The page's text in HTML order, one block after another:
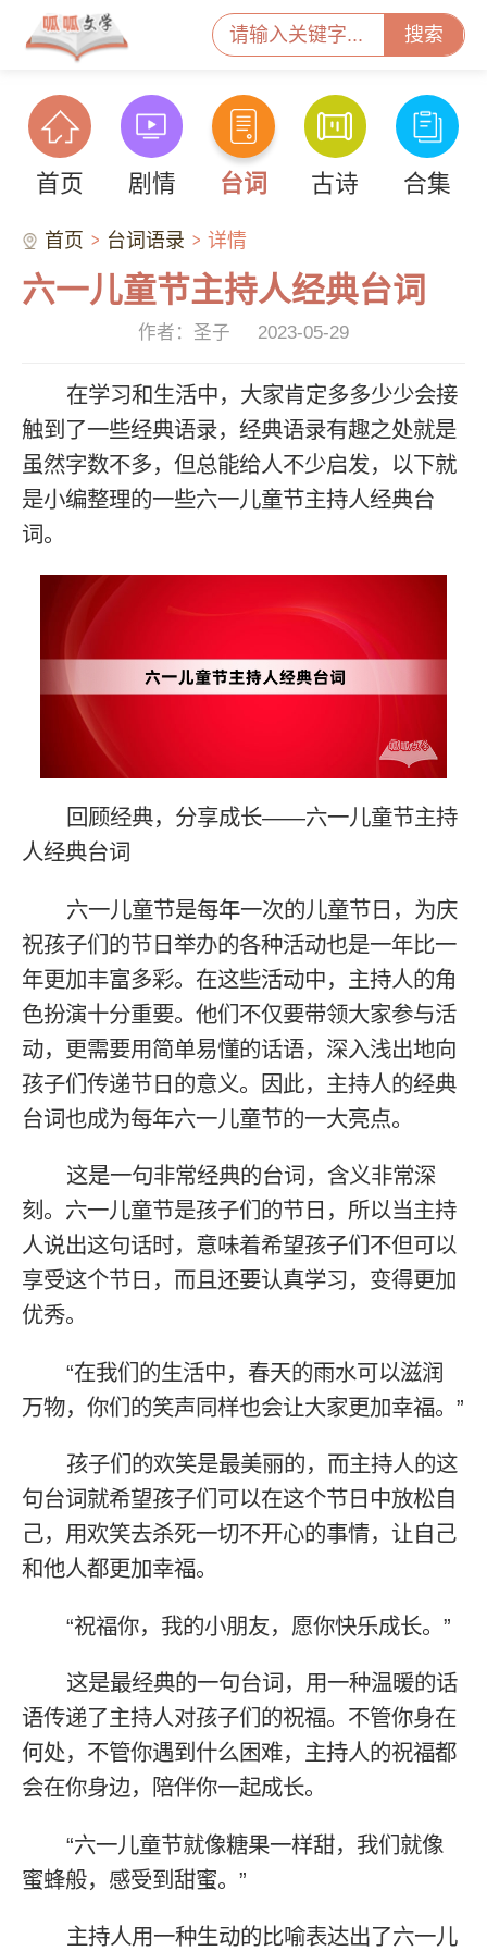
搜索
首页 剧情 台词 古诗 合集
首页 台词语录 详情
六一儿童节主持人经典台词
作者：圣子 2023-05-29
在学习和生活中，大家肯定多多少少会接
触到了一些经典语录，经典语录有趣之处就是
虽然字数不多，但总能给人不少启发，以下就
是小编整理的一些六一儿童节主持人经典台
词。
回顾经典，分享成长——六一儿童节主持
人经典台词
六一儿童节是每年一次的儿童节日，为庆
祝孩子们的节日举办的各种活动也是一年比一
年更加丰富多彩。在这些活动中，主持人的角
色扮演十分重要。他们不仅要带领大家参与活
动，更需要用简单易懂的话语，深入浅出地向
孩子们传递节日的意义。因此，主持人的经典
台词也成为每年六一儿童节的一大亮点。
这是一句非常经典的台词，含义非常深
刻。六一儿童节是孩子们的节日，所以当主持
人说出这句话时，意味着希望孩子们不但可以
享受这个节日，而且还要认真学习，变得更加
优秀。
“在我们的生活中，春天的雨水可以滋润
万物，你们的笑声同样也会让大家更加幸福。”
孩子们的欢笑是最美丽的，而主持人的这
句台词就希望孩子们可以在这个节日中放松自
己，用欢笑去杀死一切不开心的事情，让自己
和他人都更加幸福。
“祝福你，我的小朋友，愿你快乐成长。”
这是最经典的一句台词，用一种温暖的话
语传递了主持人对孩子们的祝福。不管你身在
何处，不管你遇到什么困难，主持人的祝福都
会在你身边，陪伴你一起成长。
“六一儿童节就像糖果一样甜，我们就像
蜜蜂般，感受到甜蜜。”
主持人用一种生动的比喻表达出了六一儿